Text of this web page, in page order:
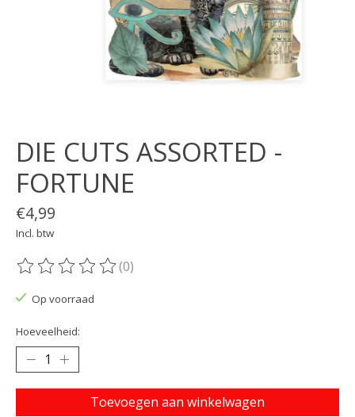
DIE CUTS ASSORTED -
FORTUNE
€4,99
Incl. btw
De beoordeling van dit product is
(0)
Op voorraad
Hoeveelheid:
Toevoegen aan winkelwagen